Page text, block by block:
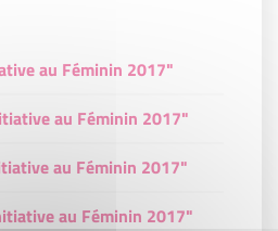
au Féminin 2017"
au Féminin 2017"
au Féminin 2017"
au Féminin 2017"